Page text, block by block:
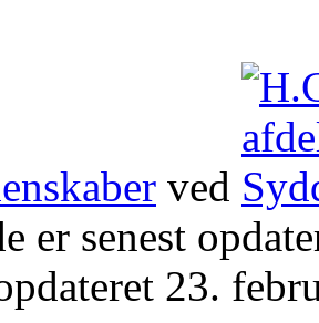
ved
er senest
23.